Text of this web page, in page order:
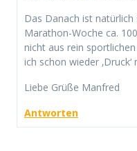
Das Danach ist
Marathon-Woche ca.
nicht aus rein
ich schon wieder
Liebe Grüße Manfred
Antworten